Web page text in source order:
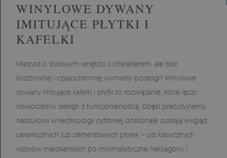
WINYLOWE DYWANY
IMITUJĄCE PŁYTKI I
KAFELKI
Marzysz o stylowym wnętrzu z charakterem, ale bez
kosztownej i czasochłonnej wymiany podłogi? Winylowe
dywany imitujące kafelki i płytki to rozwiązanie, które łączy
nowoczesny design z funkcjonalnością. Dzięki precyzyjnemu
nadrukowi w technologii cyfrowej doskonale oddają wygląd
ceramicznych lub cementowych płytek – od klasycznych
wzorów marokańskich po minimalistyczne heksagony i